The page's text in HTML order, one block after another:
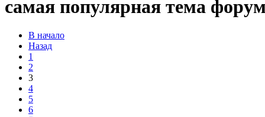
самая популярная тема
В начало
Назад
1
2
3
4
5
6